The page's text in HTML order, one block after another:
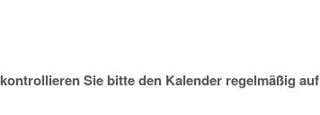
kontrollieren Sie bitte den Kalender regelmäßig auf